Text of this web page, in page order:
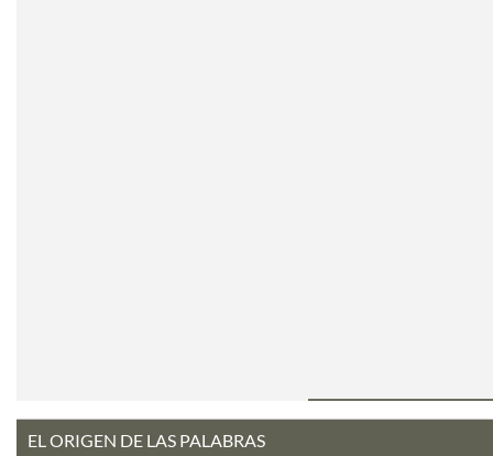
EL ORIGEN DE LAS PALABRAS